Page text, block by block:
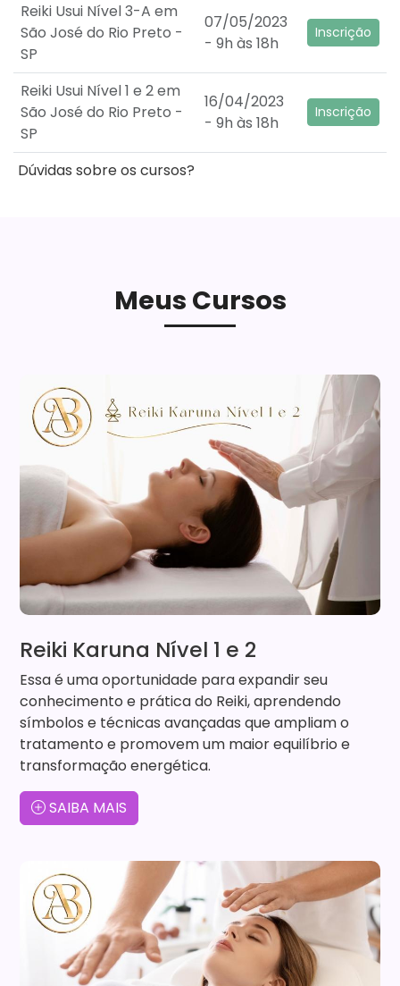
Dúvidas sobre os cursos?
Reiki Usui Nível 3-A em
São José do Rio Preto -
SP
07/05/2023
- 9h às 18h
Inscrição
Reiki Usui Nível 1 e 2 em
São José do Rio Preto -
SP
16/04/2023
- 9h às 18h
Inscrição
Meus Cursos
Reiki Karuna Nível 1 e 2
Essa é uma oportunidade para expandir seu
conhecimento e prática do Reiki, aprendendo
símbolos e técnicas avançadas que ampliam o
tratamento e promovem um maior equilíbrio e
transformação energética.
SAIBA MAIS